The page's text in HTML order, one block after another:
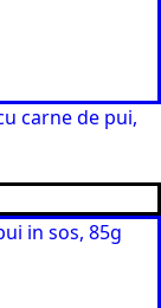
carne de pui,